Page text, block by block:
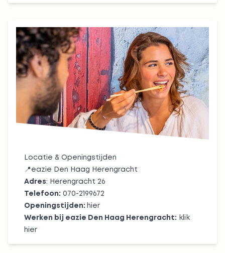
Locatie & Openingstijden
📍eazie Den Haag Herengracht
Adres: Herengracht 26
Telefoon: 070-2199672
Openingstijden: hier
Werken bij eazie Den Haag Herengracht:
klik
hier